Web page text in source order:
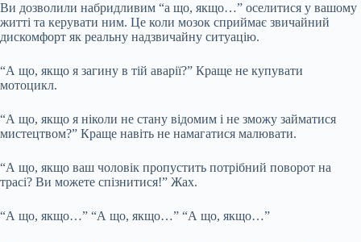
Ви дозволили набридливим “а що, якщо…” оселитися у вашому
житті та керувати ним. Це коли мозок сприймає звичайний
дискомфорт як реальну надзвичайну ситуацію.
“А що, якщо я загину в тій аварії?” Краще не купувати
мотоцикл.
“А що, якщо я ніколи не стану відомим і не зможу займатися
мистецтвом?” Краще навіть не намагатися малювати.
“А що, якщо ваш чоловік пропустить потрібний поворот на
трасі? Ви можете спізнитися!” Жах.
“А що, якщо…” “А що, якщо…” “А що, якщо…”